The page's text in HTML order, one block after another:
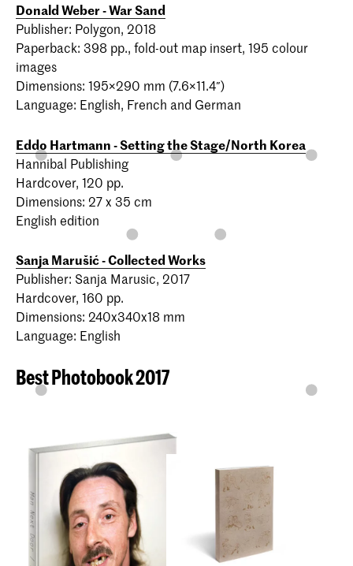
Donald Weber - War Sand
Publisher: Polygon, 2018
Paperback: 398 pp., fold-out map insert, 195 colour
images
Dimensions: 195×290 mm (7.6×11.4″)
Language: English, French and German
Eddo Hartmann - Setting the Stage/North Korea
Hannibal Publishing
Hardcover, 120 pp.
Dimensions: 27 x 35 cm
English edition
Sanja Marušić - Collected Works
Publisher: Sanja Marusic, 2017
Hardcover, 160 pp.
Dimensions: 240x340x18 mm
Language: English
Best Photobook 2017